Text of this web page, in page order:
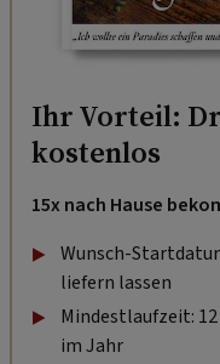
Ihr Vorteil:
kostenlos
15x nach Hause
Wunsch-
liefern lassen
Mindestlaufzeit:
im Jahr